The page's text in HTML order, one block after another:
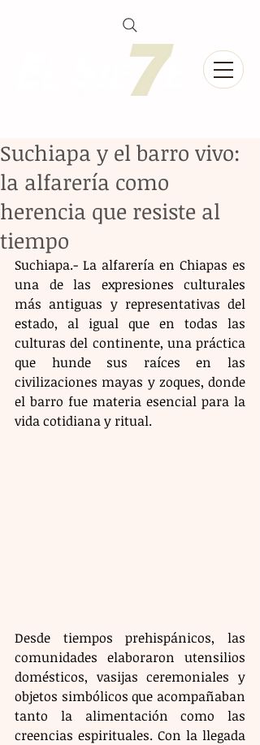
Suchiapa y el barro vivo:
la alfarería como
herencia que resiste al
tiempo
Suchiapa.- La alfarería en Chiapas es
una de las expresiones culturales
más antiguas y representativas del
estado, al igual que en todas las
culturas del continente, una práctica
que hunde sus raíces en las
civilizaciones mayas y zoques, donde
el barro fue materia esencial para la
vida cotidiana y ritual.
Desde tiempos prehispánicos, las
comunidades elaboraron utensilios
domésticos, vasijas ceremoniales y
objetos simbólicos que acompañaban
tanto la alimentación como las
creencias espirituales. Con la llegada